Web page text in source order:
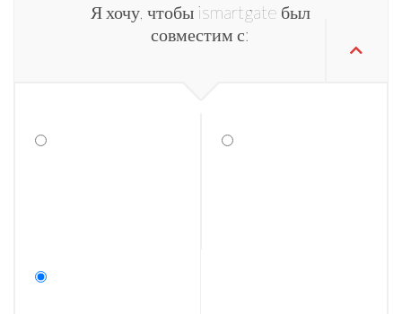
Я хочу, чтобы ismartgate был
совместим с: